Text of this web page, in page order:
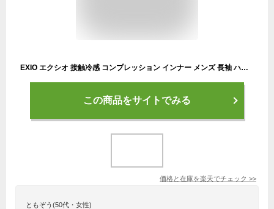
EXIO エクシオ 接触冷感 コンプレッション インナー メンズ 長袖 ハイネック UVカット 紫外線対策 吸汗速乾 通気性 伸縮性 速乾性 スポーツインナー 加圧シャツ トレーニング ジム EX-T02
この商品をサイトでみる
価格と在庫を楽天でチェック >>
ともぞう(50代・女性)